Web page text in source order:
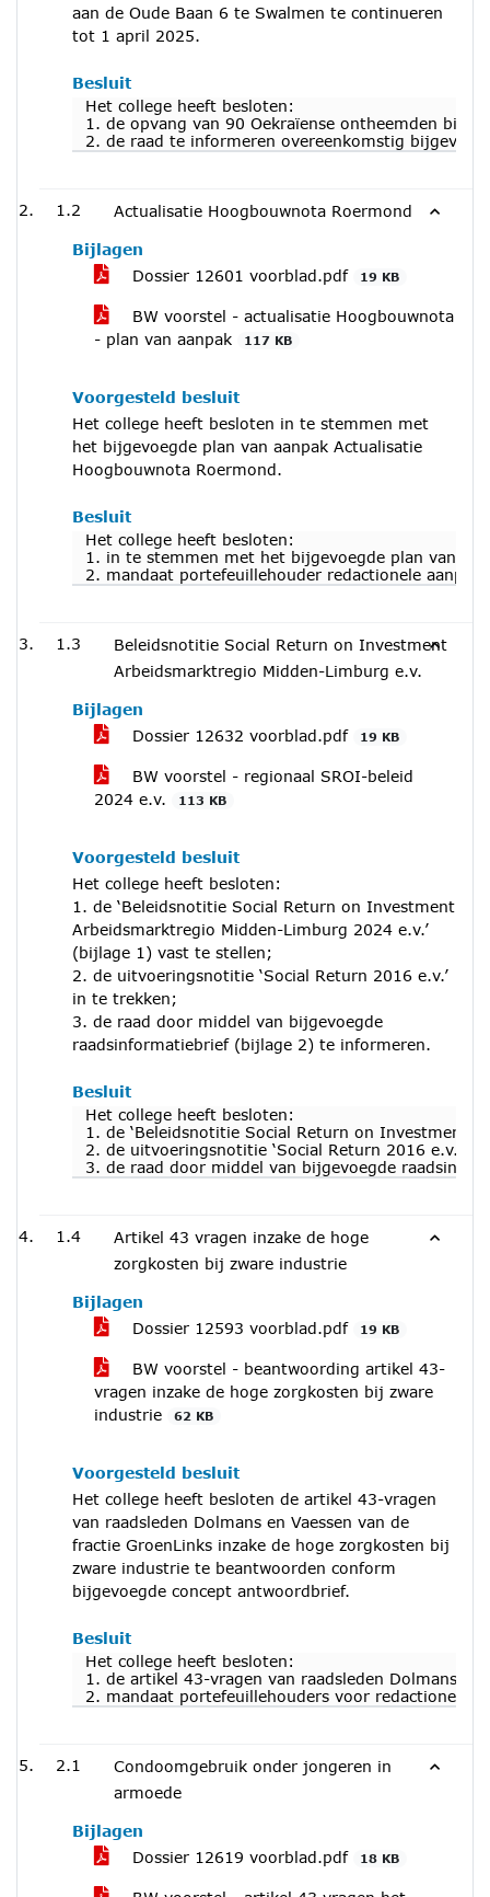
aan de Oude Baan 6 te Swalmen te continueren
tot 1 april 2025.
Besluit
Het college heeft besloten:
1. de opvang van 90 Oekraïense ontheemden bij
2. de raad te informeren overeenkomstig
1.2 Actualisatie Hoogbouwnota Roermond
Bijlagen
Dossier 12601 voorblad.pdf
19 KB
BW voorstel - actualisatie Hoogbouwnota
- plan van aanpak
117 KB
Voorgesteld besluit
Het college heeft besloten in te stemmen met
het bijgevoegde plan van aanpak Actualisatie
Hoogbouwnota Roermond.
Besluit
Het college heeft besloten:
1. in te stemmen met het bijgevoegde plan van
2. mandaat portefeuillehouder redactionele
1.3
Beleidsnotitie Social Return on Investment
Arbeidsmarktregio Midden-Limburg e.v.
Bijlagen
Dossier 12632 voorblad.pdf
19 KB
BW voorstel - regionaal SROI-beleid
2024 e.v.
113 KB
Voorgesteld besluit
Het college heeft besloten:
1. de ‘Beleidsnotitie Social Return on Investment
Arbeidsmarktregio Midden-Limburg 2024 e.v.’
(bijlage 1) vast te stellen;
2. de uitvoeringsnotitie ‘Social Return 2016 e.v.’
in te trekken;
3. de raad door middel van bijgevoegde
raadsinformatiebrief (bijlage 2) te informeren.
Besluit
Het college heeft besloten:
1. de ‘Beleidsnotitie Social Return on Investment
2. de uitvoeringsnotitie ‘Social Return 2016 e.v.’
3. de raad door middel van bijgevoegde
1.4
Artikel 43 vragen inzake de hoge
zorgkosten bij zware industrie
Bijlagen
Dossier 12593 voorblad.pdf
19 KB
BW voorstel - beantwoording artikel 43-
vragen inzake de hoge zorgkosten bij zware
industrie
62 KB
Voorgesteld besluit
Het college heeft besloten de artikel 43-vragen
van raadsleden Dolmans en Vaessen van de
fractie GroenLinks inzake de hoge zorgkosten bij
zware industrie te beantwoorden conform
bijgevoegde concept antwoordbrief.
Besluit
Het college heeft besloten:
1. de artikel 43-vragen van raadsleden Dolmans
2. mandaat portefeuillehouders voor redactionele
2.1
Condoomgebruik onder jongeren in
armoede
Bijlagen
Dossier 12619 voorblad.pdf
18 KB